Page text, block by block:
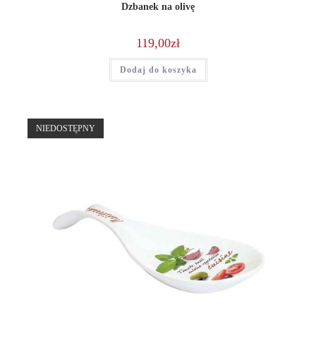
Dzbanek na olivę
119,00zł
Dodaj do koszyka
NIEDOSTĘPNY